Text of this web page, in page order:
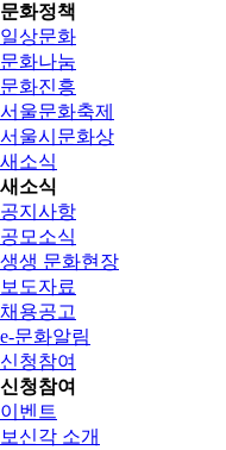
문화정책
일상문화
문화나눔
문화진흥
서울문화축제
서울시문화상
새소식
새소식
공지사항
공모소식
생생 문화현장
보도자료
채용공고
e-문화알림
신청참여
신청참여
이벤트
보신각 소개